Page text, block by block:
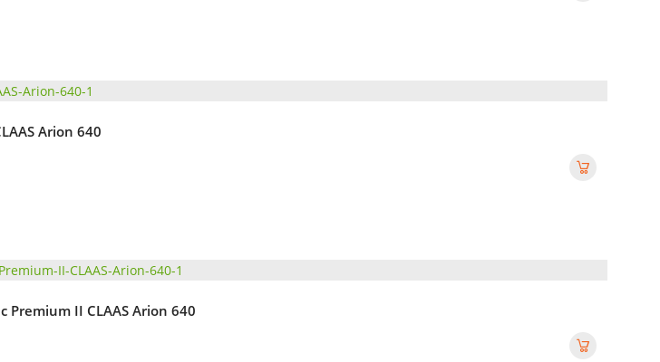
Arion 640
II CLAAS Arion 640